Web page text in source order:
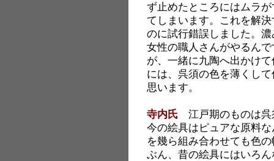
ず止めたところにはムラが
てしまいます。これを解決
のに試行錯誤しました。濃
女性の職人さんがやるんで
が、一緒に九陶へ出かけ
には、呉須の色を薄くし
思います。
寺内氏 江戸期のものは呉
今の絵具はピュアな原料
を幾ら組み合わせても色
ぶん、昔の絵具にはいろ